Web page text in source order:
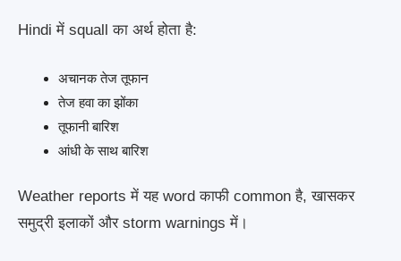
Hindi में squall का अर्थ होता है:
अचानक तेज तूफान
तेज हवा का झोंका
तूफानी बारिश
आंधी के साथ बारिश
Weather reports में यह word काफी common है, खासकर
समुद्री इलाकों और storm warnings में।